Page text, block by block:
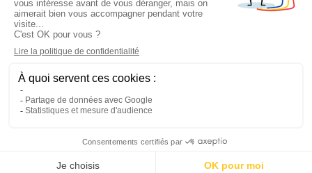
Informations
Climservice
Informations